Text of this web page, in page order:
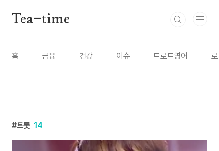
Tea-time
홈 금융 건강 이슈 트로트영어
트롯 14